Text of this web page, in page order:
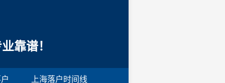
靠谱！
上海落户时间线